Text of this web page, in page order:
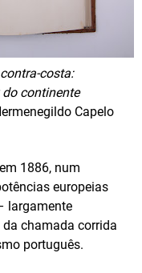
costa:
continente
Capelo
1886, num
europeias
largamente
chamada corrida
português.